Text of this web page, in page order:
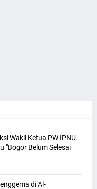
Wakil Ketua PW IPNU
"Bogor Belum Selesai
di Al-